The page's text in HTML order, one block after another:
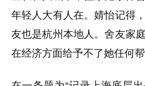
年轻人大有人在。婧怡记得
友也是杭州本地人。舍友家
在经济方面给予不了她任何帮